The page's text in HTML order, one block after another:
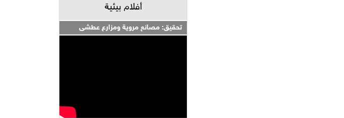
أفلام بيئية
تحقيق: مصانع مروية ومزارع عطشى